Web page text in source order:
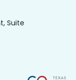
Suite